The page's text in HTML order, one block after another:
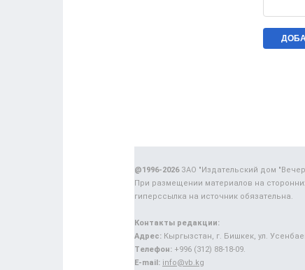
@1996-2026ЗАО "Издательский дом
При размещении материалов на
гиперссылка на источник обязательна.
Контакты редакции:
Адрес: Кыргызстан, г. Бишкек, ул.
Телефон: +996 (312) 88-18-09.
E-mail: info@vb.kg